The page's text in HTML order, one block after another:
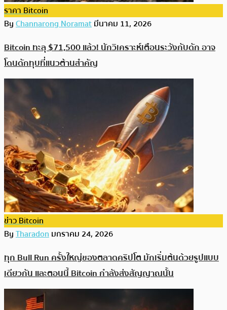
ราคา Bitcoin
ByChannarong Noramatมีนาคม 11, 2026
Bitcoin ทะลุ $71,500 แล้ว! นักวิเคราะห์เตือนระวังกับดัก อาจ
โดนดักทุบที่แนวต้านสำคัญ
ข่าว Bitcoin
ByTharadonมกราคม 24, 2026
ทุก Bull Run ครั้งใหญ่ของตลาดคริปโต มักเริ่มต้นด้วยรูปแบบ
เดียวกัน และตอนนี้ Bitcoin กำลังส่งสัญญาณนั้น